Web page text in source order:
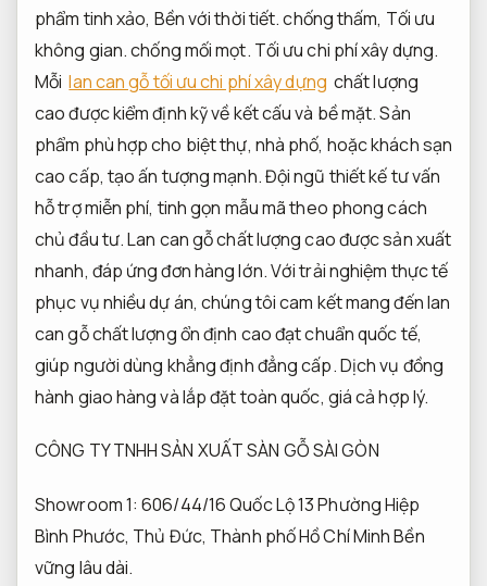
phẩm tinh xảo, Bền với thời tiết.chống thấm, Tối ưu
không gian.chống mối mọt. Tối ưu chi phí xây dựng.
Mỗi lan can gỗ tối ưu chi phí xây dựng chất lượng
cao được kiểm định kỹ về kết cấu và bề mặt. Sản
phẩm phù hợp cho biệt thự, nhà phố, hoặc khách sạn
cao cấp, tạo ấn tượng mạnh. Đội ngũ thiết kế tư vấn
hỗ trợ miễn phí, tinh gọn mẫu mã theo phong cách
chủ đầu tư. Lan can gỗ chất lượng cao được sản xuất
nhanh, đáp ứng đơn hàng lớn. Với trải nghiệm thực tế
phục vụ nhiều dự án, chúng tôi cam kết mang đến lan
can gỗ chất lượng ổn định cao đạt chuẩn quốc tế,
giúp người dùng khẳng định đẳng cấp. Dịch vụ đồng
hành giao hàng và lắp đặt toàn quốc, giá cả hợp lý.
CÔNG TY TNHH SẢN XUẤT SÀN GỖ SÀI GÒN
Showroom 1: 606/44/16 Quốc Lộ 13 Phường Hiệp
Bình Phước, Thủ Đức, Thành phố Hồ Chí MinhBền
vững lâu dài.